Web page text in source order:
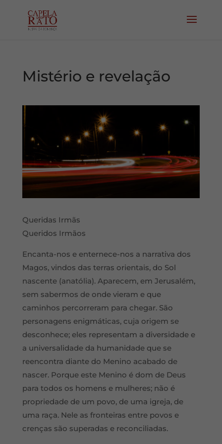
Mistério e revelação
Queridas Irmãs
Queridos Irmãos
Encanta-nos e enternece-nos a narrativa dos
Magos, vindos das terras orientais, do Sol
nascente (anatólia). Aparecem, em Jerusalém,
sem sabermos de onde vieram e que
caminhos percorreram para chegar. São
personagens enigmáticas, cuja origem se
desconhece; eles representam a diversidade e
a universalidade da humanidade que se
reencontra diante do Menino acabado de
nascer. Porque este Menino é dom de Deus
para todos os homens e mulheres; não é
propriedade de um povo, de uma igreja, de
uma raça. Nele as fronteiras entre povos e
crenças são superadas e reconciliadas.